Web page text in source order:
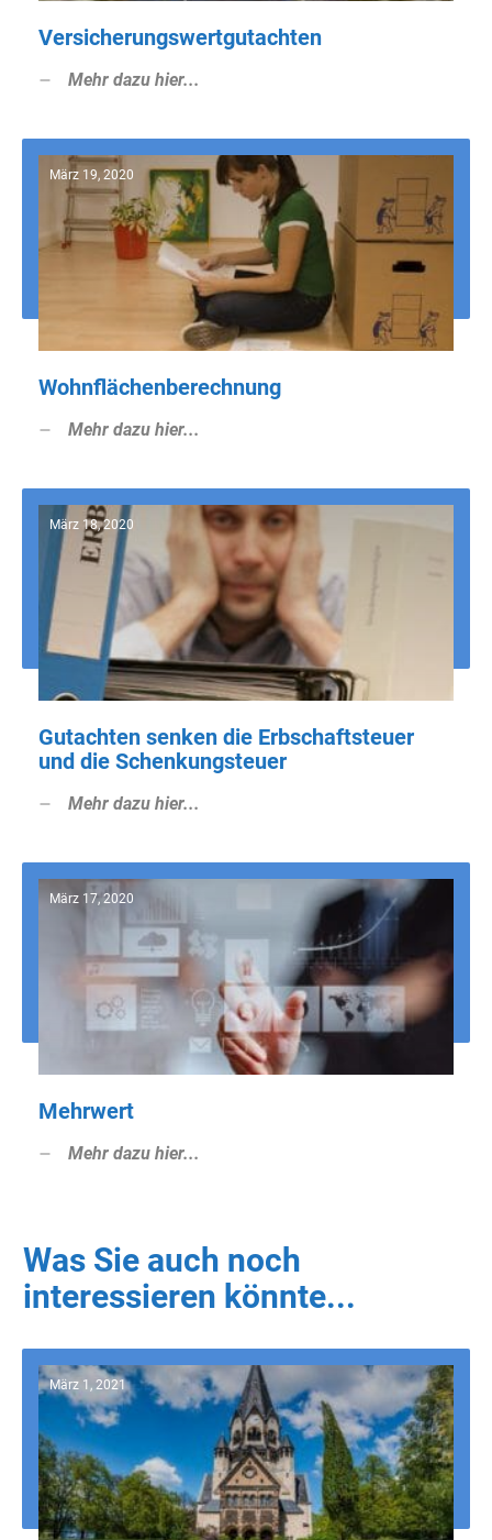
Versicherungswertgutachten
Mehr dazu hier...
März 19, 2020
Wohnflächenberechnung
Mehr dazu hier...
März 18, 2020
Gutachten senken die Erbschaftsteuer
und die Schenkungsteuer
Mehr dazu hier...
März 17, 2020
Mehrwert
Mehr dazu hier...
Was Sie auch noch
interessieren könnte...
März 1, 2021